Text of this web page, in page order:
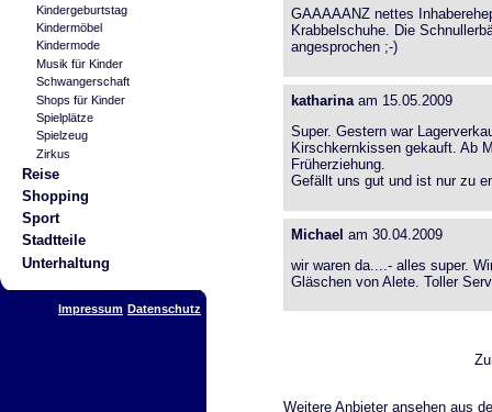
Kindergeburtstag
Kindermöbel
Kindermode
Musik für Kinder
Schwangerschaft
Shops für Kinder
Spielplätze
Spielzeug
Zirkus
Reise
Shopping
Sport
Stadtteile
Unterhaltung
Impressum Datenschutz
GAAAAANZ nettes
Krabbelschuhe. Die
angesprochen ;-)
katharinaam 15.05.2009
Super. Gestern war
Kirschkernkissen gekauft. Ab
Früherziehung.
Gefällt uns gut und ist nur zu
Michael am 30.04.2009
wir waren da....- alles super.
Gläschen von Alete. Toller
Weitere Anbieter ansehen aus